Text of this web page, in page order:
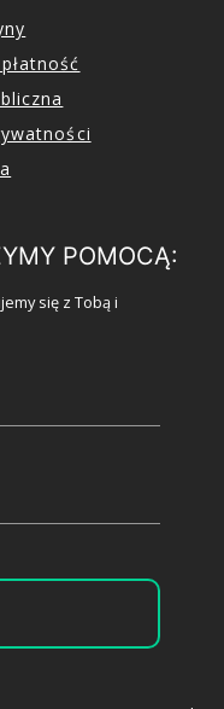
POMOCĄ:
się z Tobą i